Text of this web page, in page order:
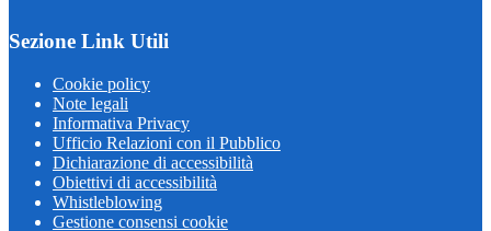
Sezione Link Utili
Cookie policy
Note legali
Informativa Privacy
Ufficio Relazioni con il Pubblico
Dichiarazione di accessibilità
Obiettivi di accessibilità
Whistleblowing
Gestione consensi cookie